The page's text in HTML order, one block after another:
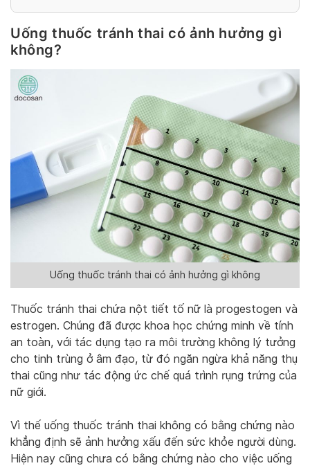
Uống thuốc tránh thai có ảnh hưởng gì
không?
Uống thuốc tránh thai có ảnh hưởng gì không
Thuốc tránh thai chứa nột tiết tố nữ là progestogen và
estrogen. Chúng đã được khoa học chứng minh về tính
an toàn, với tác dụng tạo ra môi trường không lý tưởng
cho tinh trùng ở âm đạo, từ đó ngăn ngừa khả năng thụ
thai cũng như tác động ức chế quá trình rụng trứng của
nữ giới.
Vì thế uống thuốc tránh thai không có bằng chứng nào
khẳng định sẽ ảnh hưởng xấu đến sức khỏe người dùng.
Hiện nay cũng chưa có bằng chứng nào cho việc uống